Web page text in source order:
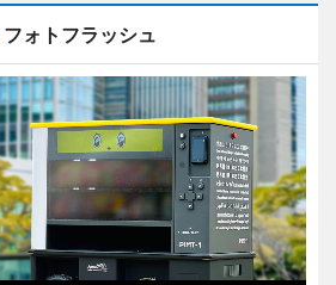
フォトフラッシュ